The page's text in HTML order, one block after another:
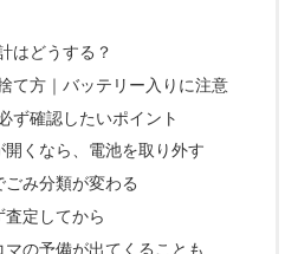
はどうする？
て方｜バッテリー入りに注意
ず確認したいポイント
くなら、電池を取り外す
み分類が変わる
定してから
の予備が出てくることも